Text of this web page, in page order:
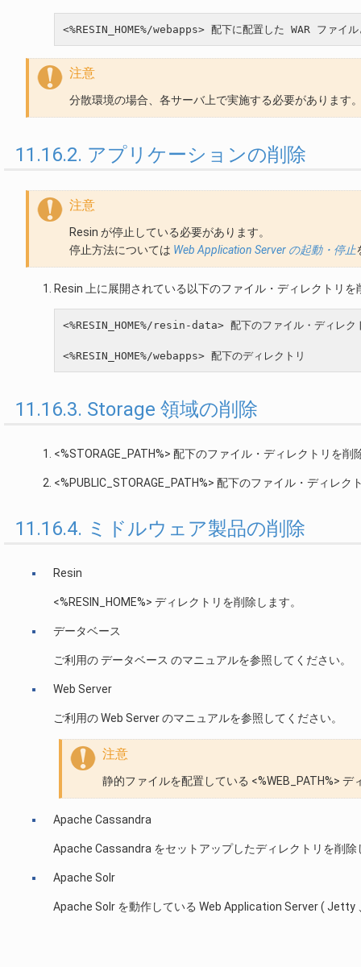
注意
分散環境の場合、各サーバ上で実施する必要があります
11.16.2. アプリケーションの削除
注意
Resin が停止している必要があります。
停止方法については Web Application Server の起動・停止
Resin 上に展開されている以下のファイル・ディレクトリを
<%RESIN_HOME%/resin-data> 配下のファイル・ディレク
11.16.3. Storage 領域の削除
<%STORAGE_PATH%> 配下のファイル・ディレクトリを削
<%PUBLIC_STORAGE_PATH%> 配下のファイル・ディレク
11.16.4. ミドルウェア製品の削除
Resin
<%RESIN_HOME%> ディレクトリを削除します。
データベース
ご利用の データベース のマニュアルを参照してください。
Web Server
ご利用の Web Server のマニュアルを参照してください。
注意
静的ファイルを配置している <%WEB_PATH%>
Apache Cassandra
Apache Cassandra をセットアップしたディレクトリを削除
Apache Solr
Apache Solr を動作している Web Application Server (